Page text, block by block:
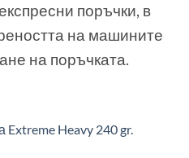
поръчки, в
на машините
на поръчката.
Extreme Heavy 240 gr.